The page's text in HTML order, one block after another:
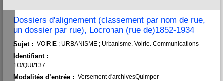
Dossiers d'alignement (classement par nom de rue,
un dossier par rue), Locronan (rue de)1852-1934
Sujet : VOIRIE ; URBANISME ; Urbanisme. Voirie. Communications
Identifiant :
1O/QUI/137
Modalités d’entrée : Versement d'archivesQuimper